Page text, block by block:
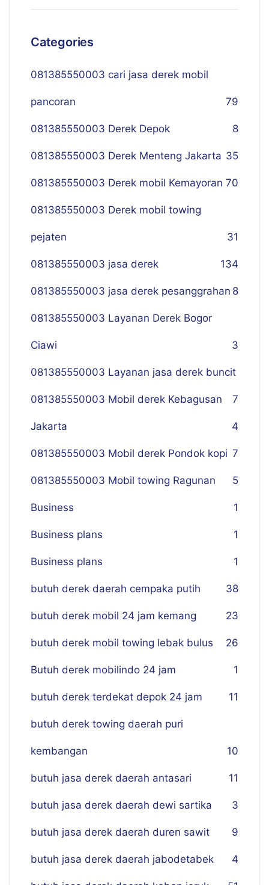
Categories
081385550003 cari jasa derek mobil
pancoran 79
081385550003 Derek Depok 8
081385550003 Derek Menteng Jakarta 35
081385550003 Derek mobil Kemayoran 70
081385550003 Derek mobil towing
pejaten 31
081385550003 jasa derek 134
081385550003 jasa derek pesanggrahan 8
081385550003 Layanan Derek Bogor
Ciawi 3
081385550003 Layanan jasa derek buncit
7
081385550003 Mobil derek Kebagusan
Jakarta 4
081385550003 Mobil derek Pondok kopi 7
081385550003 Mobil towing Ragunan 5
Business 1
Business plans 1
Business plans 1
butuh derek daerah cempaka putih 38
butuh derek mobil 24 jam kemang 23
butuh derek mobil towing lebak bulus 26
Butuh derek mobilindo 24 jam 1
butuh derek terdekat depok 24 jam 11
butuh derek towing daerah puri
kembangan 10
butuh jasa derek daerah antasari 11
butuh jasa derek daerah dewi sartika 3
butuh jasa derek daerah duren sawit 9
butuh jasa derek daerah jabodetabek 4